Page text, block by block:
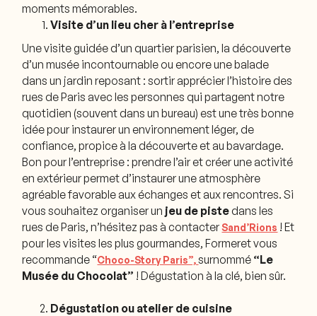
moments mémorables.
Visite d’un lieu cher à l’entreprise
Une visite guidée d’un quartier parisien, la découverte
d’un musée incontournable ou encore une balade
dans un jardin reposant : sortir apprécier l’histoire des
rues de Paris avec les personnes qui partagent notre
quotidien (souvent dans un bureau) est une très bonne
idée pour instaurer un environnement léger, de
confiance, propice à la découverte et au bavardage.
Bon pour l’entreprise : prendre l’air et créer une activité
en extérieur permet d’instaurer une atmosphère
agréable favorable aux échanges et aux rencontres. Si
vous souhaitez organiser un jeu de pistedans les
rues de Paris, n’hésitez pas à contacterSand’Rions ! Et
pour les visites les plus gourmandes, Formeret vous
recommande “Choco-Story Paris”,surnommé “Le
Musée du Chocolat” ! Dégustation à la clé, bien sûr.
Dégustation ou atelier de cuisine